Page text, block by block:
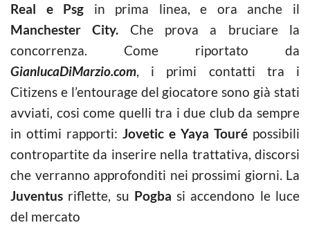
Real e Psg in prima linea, e ora anche il
Manchester City. Che prova a bruciare la
concorrenza. Come riportato da
GianlucaDiMarzio.com, i primi contatti tra i
Citizens e l’entourage del giocatore sono già stati
avviati, cosi come quelli tra i due club da sempre
in ottimi rapporti: Jovetic e Yaya Touré possibili
contropartite da inserire nella trattativa, discorsi
che verranno approfonditi nei prossimi giorni. La
Juventus riflette, su Pogba si accendono le luce
del mercato